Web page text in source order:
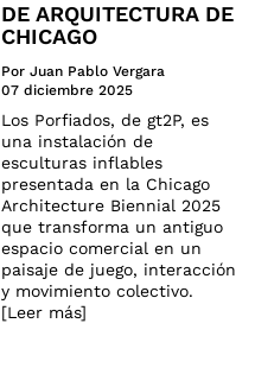
DE ARQUITECTURA DE
CHICAGO
Por Juan Pablo Vergara
07 diciembre 2025
Los Porfiados, de gt2P, es
una instalación de
esculturas inflables
presentada en la Chicago
Architecture Biennial 2025
que transforma un antiguo
espacio comercial en un
paisaje de juego, interacción
y movimiento colectivo.
[Leer más]